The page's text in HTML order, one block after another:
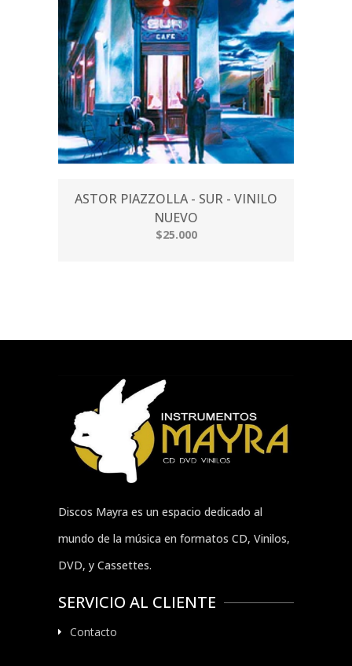
ASTOR PIAZZOLLA - SUR - VINILO
NUEVO
$25.000
Discos Mayra es un espacio dedicado al
mundo de la música en formatos CD, Vinilos,
DVD, y Cassettes.
SERVICIO AL CLIENTE
Contacto